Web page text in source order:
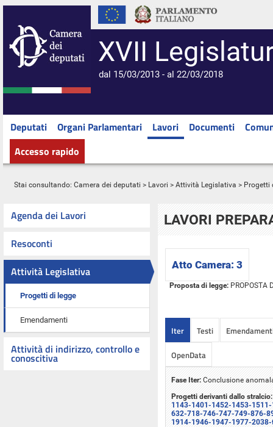
XVII
dal 15/03/2013 - al 22/03/2018
Deputati Organi Parlamentari Lavori Documenti
Accesso rapido
Stai consultando: Camera dei deputati > Lavori > Attività Legislativa > Progetti
Agenda dei Lavori
Resoconti
Attività Legislativa
Progetti di legge
Emendamenti
Attività di indirizzo, controllo e
conoscitiva
LAVORI
Atto Camera: 3
Proposta di legge:PROPOSTA
Iter Testi
OpenData
Fase Iter: Conclusione
Progetti derivanti dallo stralcio:
1143-1401-1452-1453-
632-718-746-747-749-876-
1914-1946-1947-1977-2038-